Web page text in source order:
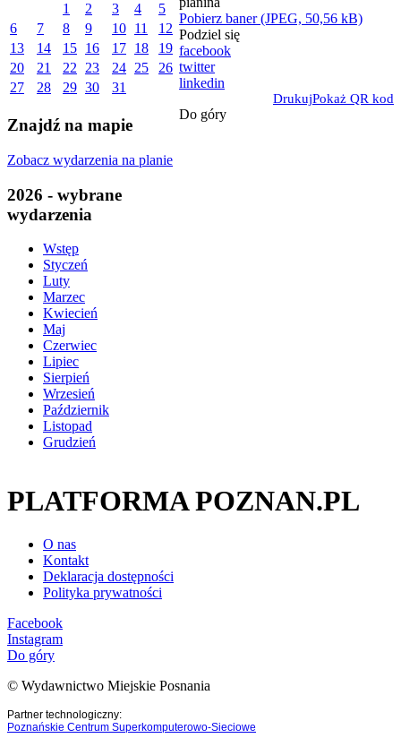
1
2 3 4
5
6
7 8 9 10 11
12
13
14 15 16 17 18
19
20
21 22 23 24 25
26
27
28 29 30 31
Znajdź na mapie
Zobacz wydarzenia na planie
2026 - wybrane
wydarzenia
Wstęp
Styczeń
Luty
Marzec
Kwiecień
Maj
Czerwiec
Lipiec
Sierpień
Wrzesień
Październik
Listopad
Grudzień
Pobierz baner (JPEG, 50,56 kB)
Podziel się
facebook
twitter
linkedin
DrukujPokaż QR kod
Do góry
PLATFORMA POZNAN.PL
O nas
Kontakt
Deklaracja dostępności
Polityka prywatności
Facebook
Instagram
Do góry
© Wydawnictwo Miejskie Posnania
Partner technologiczny:
Poznańskie Centrum Superkomputerowo-Sieciowe